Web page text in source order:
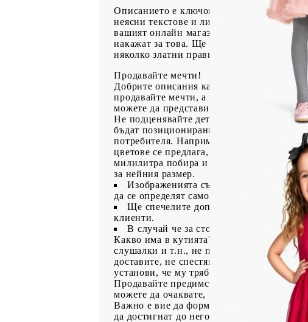
Описанието е ключово за успеха на
неясни текстове и липса на съществени
вашият онлайн магазин. Не копирайте
накажат за това. Ще постигнете по-
няколко златни правила за писане на
Продавайте мечти!
Добрите описания карат читателя да се
продавайте мечти, а не спецификации.
можете да представите продуктите по
Не подценявайте детайлите!
Докато
бъдат позиционирани по-надолу, но със
потребителя. Например ако продаваме
цветове се предлага, дали е подходяща
милилитра побира и т.н. Ако можете да я
за нейния размер.
Изображенията също са важни, но не
да се определят само от снимката на
Ще спечелите допълнително доверие,
клиенти.
В случай че за стоката има ревюта в
Какво има в кутията?
Ако предлагате
слушалки и т.н., не пропускайте да
доставите, не спестявайте тази
установи, че му трябват допълнителни
Продавайте предимства, а не термини
можете да очаквате, че всички
Важно е вие да формулирате
да достигнат до него сами.